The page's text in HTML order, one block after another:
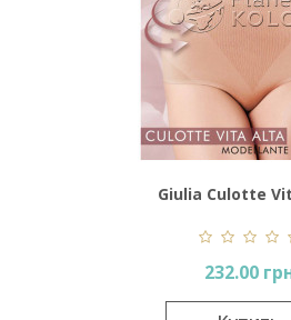
Giulia Culotte
232.00